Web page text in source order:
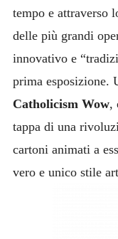
tempo e attraverso
delle più grandi
innovativo e
prima esposizione.
Catholicism Wow,
tappa di una
cartoni animati a
vero e unico stile